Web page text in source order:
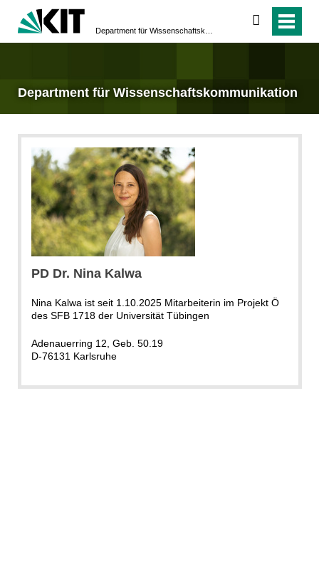
suchen
Department für Wissenschafts­kommunikation
PD Dr. Nina Kalwa
Nina Kalwa ist seit 1.10.2025 Mitarbeiterin im Projekt Ö
des SFB 1718 der Universität Tübingen
Adenauerring 12, Geb. 50.19
D-76131 Karlsruhe